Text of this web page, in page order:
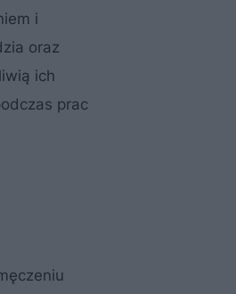
i
oraz
ich
prac